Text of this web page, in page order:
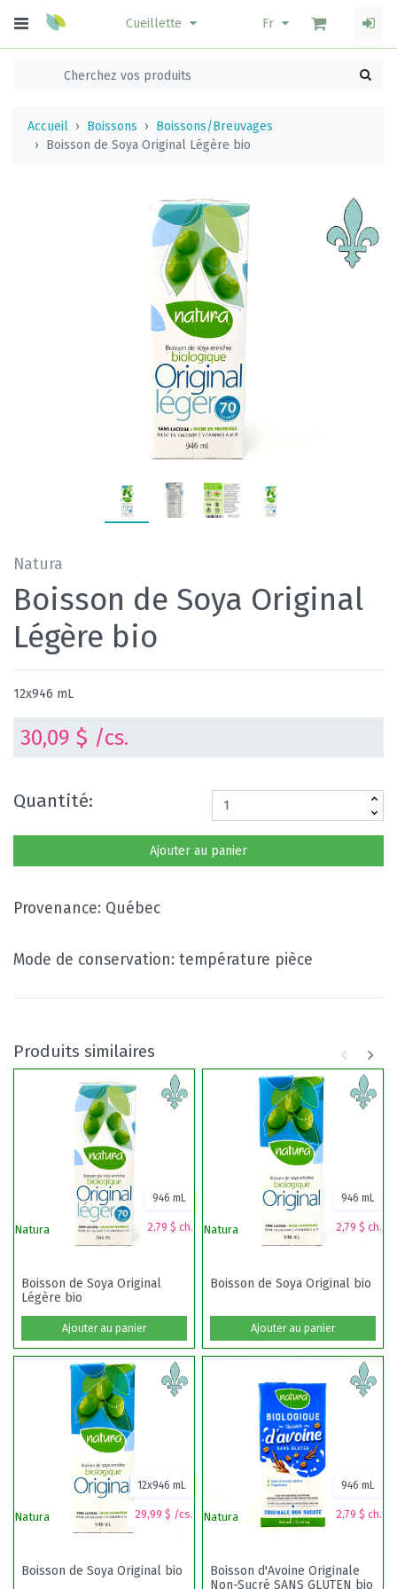
Cueillette Fr
Accueil Boissons
Boissons/Breuvages
Boisson de Soya Original Légère bio
Natura
Boisson de Soya Original
Légère bio
12x946 mL
30,09 $ /cs.
Quantité:
Ajouter au panier
Provenance: Québec
Mode de conservation: température pièce
Produits similaires
Natura 2,79 $ ch.
946 mL
Boisson de Soya Original
Légère bio
Ajouter au panier
Natura 2,79 $ ch.
946 mL
Boisson de Soya Original bio
Ajouter au panier
Natura 29,99 $ /cs.
12x946 mL
Boisson de Soya Original bio
Natura 2,79 $ ch.
946 mL
Boisson d'Avoine Originale
Non-Sucré SANS GLUTEN bio